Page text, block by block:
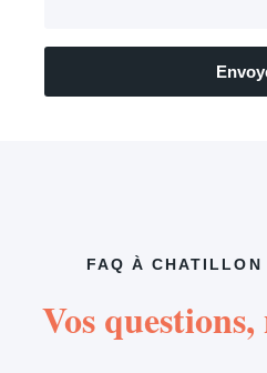
FAQ À CHATILLON
Vos questions,